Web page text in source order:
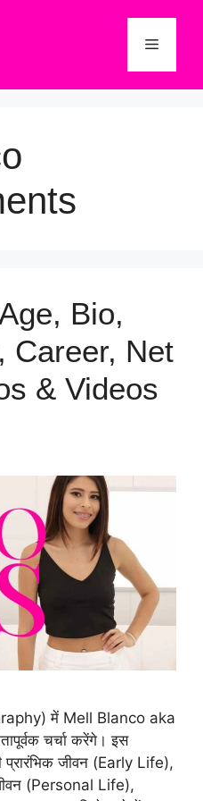
Menu
Bio,
Career, Net
& Videos
में Mell Blanco aka
चर्चा करेंगे। इस
जीवन (Early Life),
(Personal Life),